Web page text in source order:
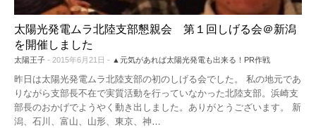
太陽光発電ムラ北陸支部懇親会 第１回しげる会＠新潟
を開催しました
太陽王子 - 2015年6月21日 - ▲元気があれば太陽光発電も出来る！PR作戦
昨日は太陽光発電ムラ北陸支部の初のしげる会でした。 私の地元であ
りながら支部長不在で実質活動を行っていなかった北陸支部。浜崎支
部長のおかげでようやく動き出しました。ありがとうございます。 新
潟、石川、富山、山形、東京、神…